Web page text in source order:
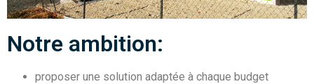
Notre ambition:
proposer une solution adaptée à chaque budget